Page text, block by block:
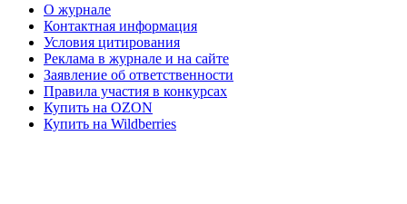
О журнале
Контактная информация
Условия цитирования
Реклама в журнале и на сайте
Заявление об ответственности
Правила участия в конкурсах
Купить на OZON
Купить на Wildberries